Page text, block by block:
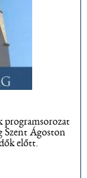
programsorozat
Szent Ágoston
előtt.